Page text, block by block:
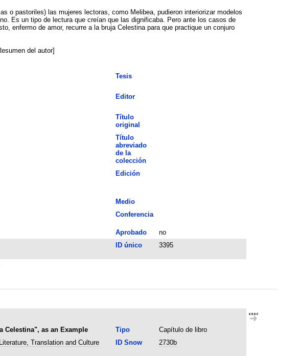
o pastoriles) las mujeres lectoras, como Melibea, pudieron interiorizar modelos
Es un tipo de lectura que creían que las dignificaba. Pero ante los casos de
enfermo de amor, recurre a la bruja Celestina para que practique un conjuro
del autor]
Tesis
Editor
Título
original
Título
abreviado
de la
colección
Edición
Medio
Conferencia
Aprobado
no
ID único 3395
Celestina", as an Example Tipo
Capítulo de libro
Translation and Culture
ID Snow 2730b